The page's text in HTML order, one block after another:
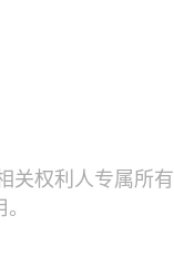
关权利人专属所有